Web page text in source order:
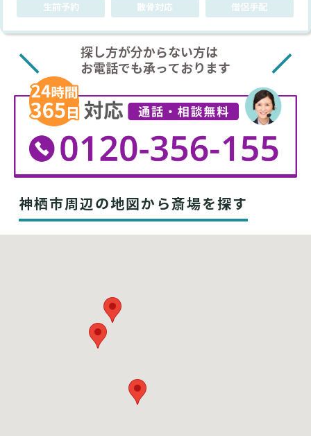
生前予約
散骨対応 僧侶手配
探し方が分からない方は
お電話でも承っております
神栖市周辺の地図から斎場を探す